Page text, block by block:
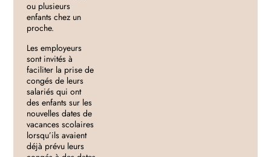
ou plusieurs
enfants chez un
proche.
Les employeurs
sont invités à
faciliter la prise de
congés de leurs
salariés qui ont
des enfants sur les
nouvelles dates de
vacances scolaires
lorsqu’ils avaient
déjà prévu leurs